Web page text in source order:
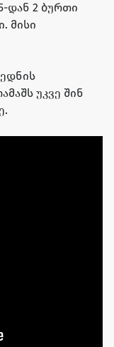
დან 2 ბურთი
მისი
უკვე შინ